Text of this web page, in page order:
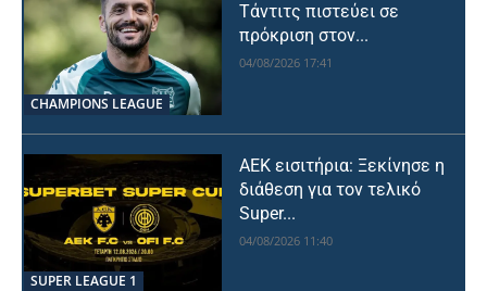
CHAMPIONS LEAGUE
Τάντιτς πιστεύει σε
πρόκριση στον...
04/08/2026 17:41
SUPER LEAGUE 1
ΑΕΚ εισιτήρια: Ξεκίνησε η
διάθεση για τον τελικό
Super...
04/08/2026 11:40